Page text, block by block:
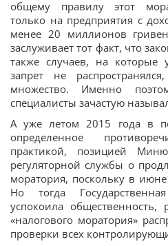
общему правилу этот
только на предприятия с
менее 20 миллионов
заслуживает тот факт, что
также случаев, на которые
запрет не
множество. Именно
специалисты зачастую
А уже летом 2015 года в
определенное
практикой, позицией
регуляторной службы о
моратория, поскольку в июне
Но тогда
успокоила общественность,
«налогового моратория»
проверки всех